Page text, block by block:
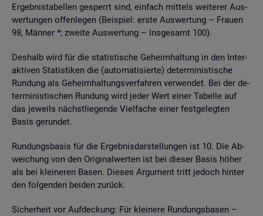
Er­geb­nis­ta­bel­len ge­sperrt sind, ein­fach mit­tels wei­te­rer Aus­
wer­tun­gen of­fen­le­gen (Bei­spiel: erste Aus­wer­tung – Frau­en
98, Män­ner *; zwei­te Aus­wer­tung – Ins­ge­samt 100).
Des­halb wird für die sta­tis­ti­sche Ge­heim­hal­tung in den In­ter­
ak­ti­ven Sta­tis­ti­ken die (au­to­ma­ti­sier­te) de­ter­mi­nis­ti­sche
Run­dung als Ge­heim­hal­tungs­ver­fah­ren ver­wen­det. Bei der de­
ter­mi­nis­ti­schen Run­dung wird jeder Wert einer Ta­bel­le auf
das je­weils nächst­lie­gen­de Viel­fa­che einer fest­ge­leg­ten
Basis ge­run­det.
Run­dungs­ba­sis für die Er­geb­nis­dar­stel­lun­gen ist 10. Die Ab­
wei­chung von den Ori­gi­nal­wer­ten ist bei die­ser Basis höher
als bei klei­ne­ren Basen. Die­ses Ar­gu­ment tritt je­doch hin­ter
den fol­gen­den bei­den zu­rück.
Si­cher­heit vor Auf­de­ckung: Für klei­ne­re Run­dungs­ba­sen –